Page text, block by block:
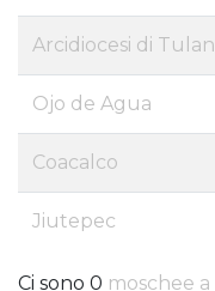
Arcidiocesi di
Ojo de Agua
Coacalco
Jiutepec
Ci sono 0 moschee